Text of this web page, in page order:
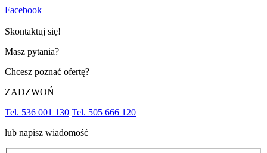
Facebook
Skontaktuj się!
Masz pytania?
Chcesz poznać ofertę?
ZADZWOŃ
Tel. 536 001 130 Tel. 505 666 120
lub napisz wiadomość